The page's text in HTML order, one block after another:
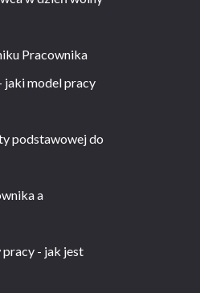
Pracownika
jaki model pracy
podstawowej do
a
- jak jest